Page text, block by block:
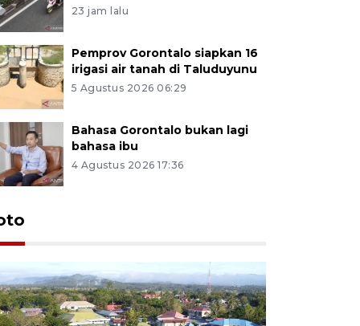
23 jam lalu
Pemprov Gorontalo siapkan 16
irigasi air tanah di Taluduyunu
5 Agustus 2026 06:29
Bahasa Gorontalo bukan lagi
bahasa ibu
4 Agustus 2026 17:36